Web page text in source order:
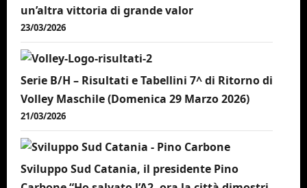
un’altra vittoria di grande valor
23/03/2026
Serie B/H – Risultati e Tabellini 7^ di Ritorno di
Volley Maschile (Domenica 29 Marzo 2026)
21/03/2026
Sviluppo Sud Catania, il presidente Pino